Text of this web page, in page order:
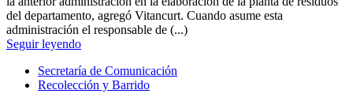
del departamento, agregó Vitancurt. Cuando asume esta
administración el responsable de (...)
Seguir leyendo
Secretaría de Comunicación
Recolección y Barrido